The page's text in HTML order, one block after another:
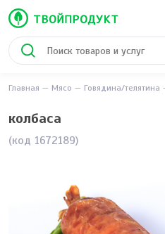
Главная Мясо Говядина/телятина
колбаса
(код 1672189)